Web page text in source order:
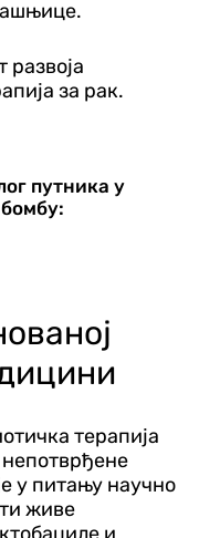
развоја
за рак.
путника у
терапија
у питању научно
живе